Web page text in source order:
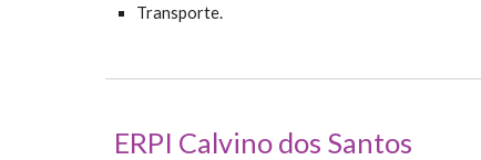
Transporte.
ERPI Calvino dos Santos